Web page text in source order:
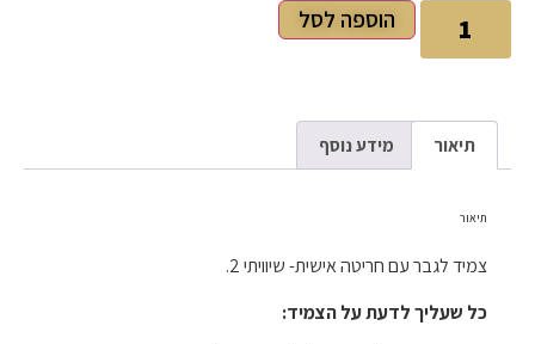
הוספה לסל
תיאור מידע נוסף
תיאור
צמיד לגבר עם חריטה אישית- שיוויתי 2.
כל שעליך לדעת על הצמיד: